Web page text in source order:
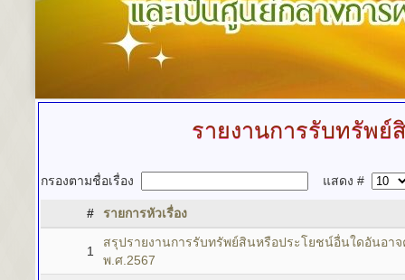
รายงานการรับทรัพย์
กรองตามชื่อเรื่อง แสดง #
# รายการหัวเรื่อง
1
สรุปรายงานการรับทรัพย์สินหรือประโยชน์อื่นใดอันอา
พ.ศ.2567